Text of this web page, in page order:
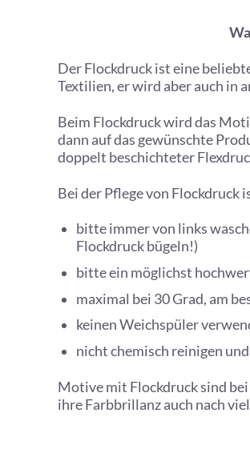
Der Flockdruck ist eine
Textilien, er wird aber auch in
Beim Flockdruck wird das
dann auf das gewünschte
doppelt beschichteter
Bei der Pflege von Flockdruck
bitte immer von links
Flockdruck bügeln!)
bitte ein möglichst
maximal bei 30 Grad, am
keinen Weichspüler
nicht chemisch reinigen
Motive mit Flockdruck sind
ihre Farbbrillanz auch nach